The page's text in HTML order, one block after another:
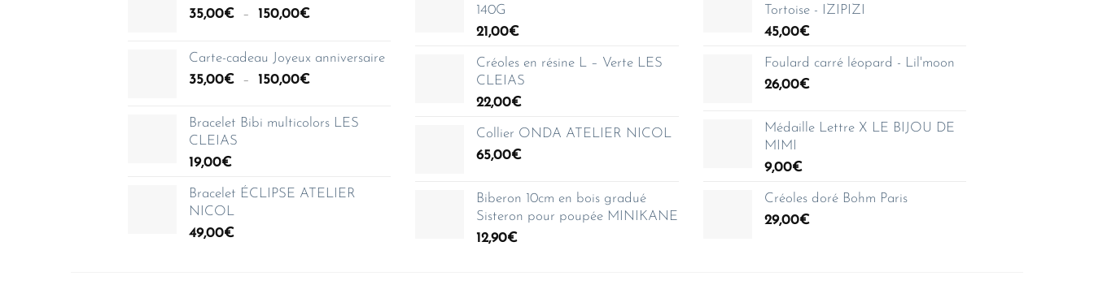
35,00€ – 150,00€Plage
à
Carte-cadeau Joyeux anniversaire
35,00€ – 150,00€Plage
prix :
Bracelet Bibi multicolors LES
CLEIAS
19,00€
Bracelet ÉCLIPSE ATELIER
NICOL
49,00€
140G
21,00€
Créoles en résine L – Verte LES
CLEIAS
22,00€
Collier ONDA ATELIER NICOL
65,00€
Biberon 10cm en bois gradué
Sisteron pour poupée MINIKANE
12,90€
Tortoise - IZIPIZI
45,00€
Foulard carré léopard - Lil'moon
26,00€
Médaille Lettre X LE BIJOU DE
MIMI
9,00€
Créoles doré Bohm Paris
29,00€